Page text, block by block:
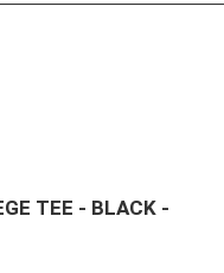
TEE - BLACK -